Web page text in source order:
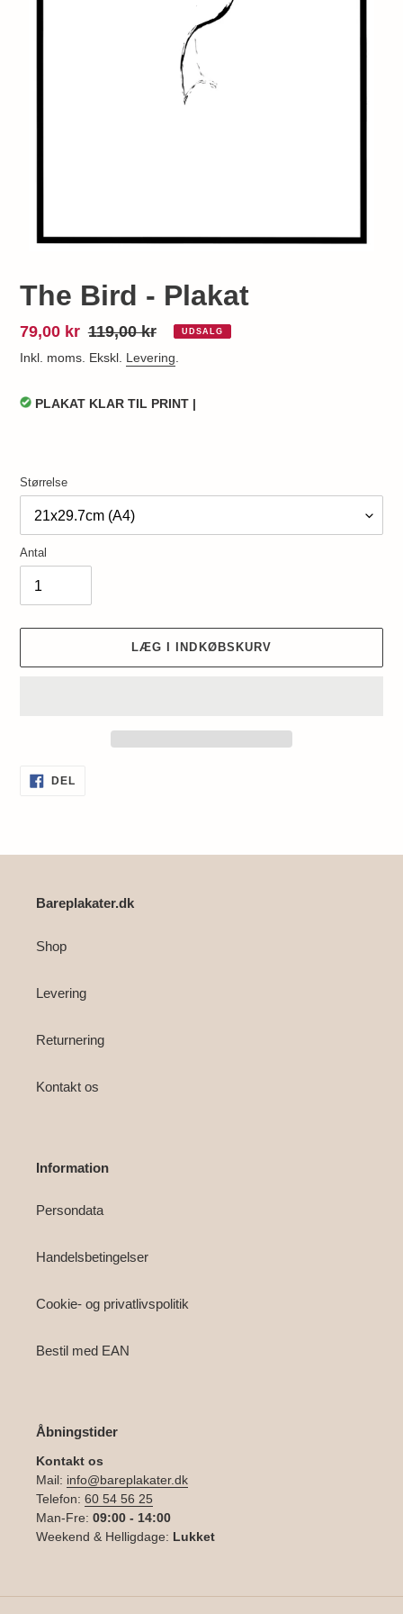
The Bird - Plakat
Udsalgspris
79,00 kr Normalpris
119,00 kr UDSALG
Inkl. moms. Ekskl. Levering.
PLAKAT KLAR TIL PRINT |
Størrelse
Antal
LÆG I INDKØBSKURV
Lægger
produkt
DEL
Bareplakater.dk
Shop
Levering
Returnering
Kontakt os
Information
Persondata
Handelsbetingelser
Cookie- og privatlivspolitik
Bestil med EAN
Åbningstider
Kontakt os
Mail: info@bareplakater.dk
Telefon: 60 54 56 25
Man-Fre: 09:00 - 14:00
Weekend & Helligdage: Lukket